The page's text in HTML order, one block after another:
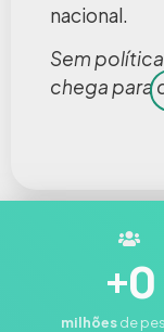
nacional.
Sem
chega para
+0
milhõesde